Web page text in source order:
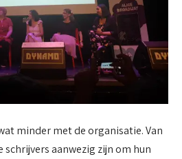
minder met de organisatie. Van
schrijvers aanwezig zijn om hun